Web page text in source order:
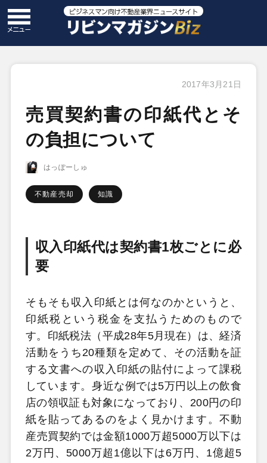
2017年3月21日
売買契約書の印紙代とそ
の負担について
はっぽーしゅ
不動産売却 知識
収入印紙代は契約書1枚ごとに必
要
そもそも収入印紙とは何なのかというと、
印紙税という税金を支払うためのもので
す。印紙税法（平成28年5月現在）は、経済
活動をうち20種類を定めて、その活動を証
する文書への収入印紙の貼付によって課税
しています。身近な例では5万円以上の飲食
店の領収証も対象になっており、200円の印
紙を貼ってあるのをよく見かけます。不動
産売買契約では金額1000万超5000万以下は
2万円、5000万超1億以下は6万円、1億超5